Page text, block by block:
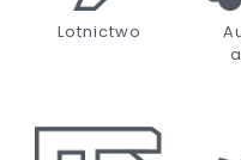
Lotnictwo